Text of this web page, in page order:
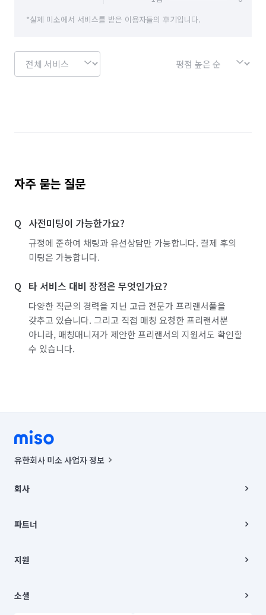
*실제 미소에서 서비스를 받은 이용자들의 후기입니다.
자주 묻는 질문
사전미팅이 가능한가요?
규정에 준하여 채팅과 유선상담만 가능합니다. 결제 후의
미팅은 가능합니다.
타 서비스 대비 장점은 무엇인가요?
다양한 직군의 경력을 지닌 고급 전문가 프리랜서풀을
갖추고 있습니다. 그리고 직접 매칭 요청한 프리랜서뿐
아니라, 매칭매니저가 제안한 프리랜서의 지원서도 확인할
수 있습니다.
유한회사 미소 사업자 정보
00019 |
주소 | 본사: 서울특별시 종로구 율곡로 6(중학동, 트윈트리빌딩) B동 5층
컨택센터 : 서울특별시 종로구 수송동 율곡로 24, 7층, 8층 미소
상품, 상품정보, 거래에 관한 의무와 책임은 거래당사자에게 있습니다.
언론 보도 관련 문의:
© 유한회사 미소. Miso, Inc. All Rights Reserved.
회사
채용
파트너
이사
지원
이용약관
소셜